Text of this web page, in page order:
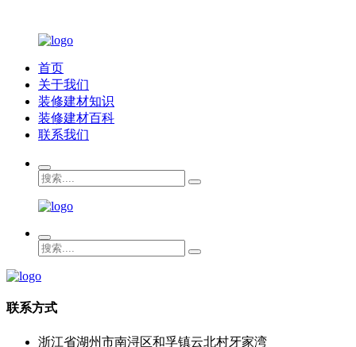
首页
关于我们
装修建材知识
装修建材百科
联系我们
联系方式
浙江省湖州市南浔区和孚镇云北村牙家湾